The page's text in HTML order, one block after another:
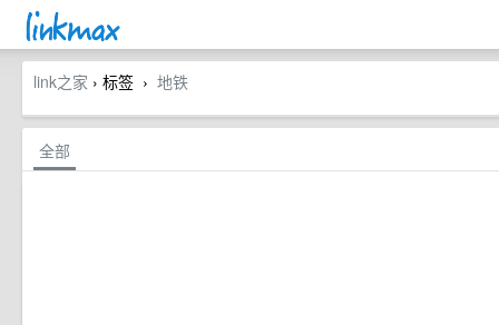
link之家 › 标签 › 地铁
全部